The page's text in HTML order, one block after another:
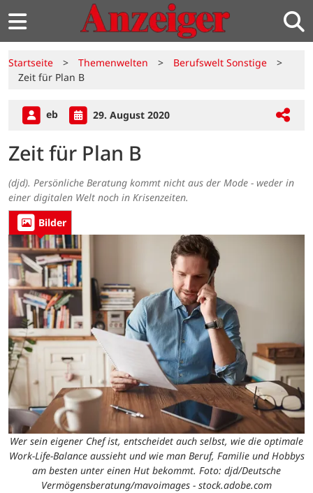
Startseite > Themenwelten > Berufswelt Sonstige
>
Zeit für Plan B
eb 29. August 2020
Zeit für Plan B
(djd). Persönliche Beratung kommt nicht aus der Mode - weder in
einer digitalen Welt noch in Krisenzeiten.
Bilder
Wer sein eigener Chef ist, entscheidet auch selbst, wie die optimale
Work-Life-Balance aussieht und wie man Beruf, Familie und Hobbys
am besten unter einen Hut bekommt. Foto: djd/Deutsche
Vermögensberatung/mavoimages - stock.adobe.com